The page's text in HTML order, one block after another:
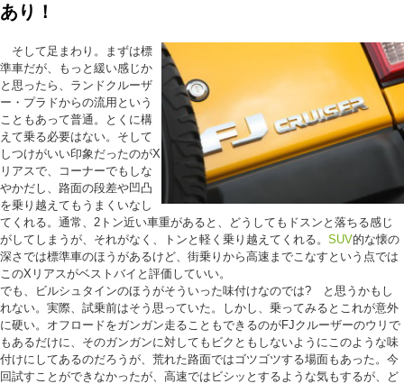
あり！
そして足まわり。まずは標
準車だが、もっと緩い感じか
と思ったら、ランドクルーザ
ー・プラドからの流用という
こともあって普通。とくに構
えて乗る必要はない。そして
しつけがいい印象だったのがX
リアスで、コーナーでもしな
やかだし、路面の段差や凹凸
を乗り越えてもうまくいなし
てくれる。通常、2トン近い車重があると、どうしてもドスンと落ちる感じ
がしてしまうが、それがなく、トンと軽く乗り越えてくれる。 SUV的な懐の
深さでは標準車のほうがあるけど、街乗りから高速までこなすという点では
このXリアスがベストバイと評価していい。
でも、ビルシュタインのほうがそういった味付けなのでは? と思うかもし
れない。実際、試乗前はそう思っていた。しかし、乗ってみるとこれが意外
に硬い。オフロードをガンガン走ることもできるのがFJクルーザーのウリで
もあるだけに、そのガンガンに対してもビクともしないようにこのような味
付けにしてあるのだろうが、荒れた路面ではゴツゴツする場面もあった。今
回試すことができなかったが、高速ではビシッとするような気もするが、ど